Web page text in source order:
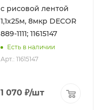
с рисовой лентой
1,1х25м, 8мкр DЕCOR
889-1111; 11615147
Есть в наличии
Арт.: 11615147
1 070 ₽/шт